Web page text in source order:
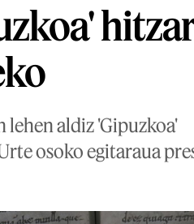
lehen aldiz 'Gipuzkoa'
osoko egitaraua